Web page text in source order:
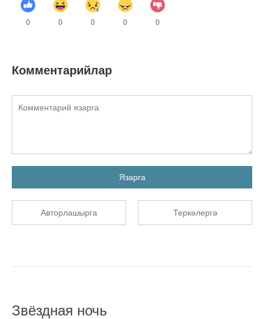
0 0 0 0 0
Комментарийлар
Язарга
Авторлашырга Теркәлергә
Звёздная ночь